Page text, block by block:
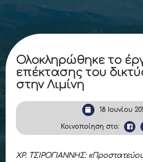
Ολοκληρώθηκε το
επέκτασης του
στην Λιμίνη
18 Ιουνίου
Κοινοποίηση στο:
ΧΡ. ΤΣΙΡΟΓΙΑΝΝΗΣ: